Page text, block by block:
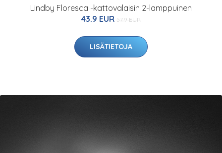
Lindby Floresca -kattovalaisin 2-lamppuinen
43.9 EUR 57.9 EUR
LISÄTIETOJA